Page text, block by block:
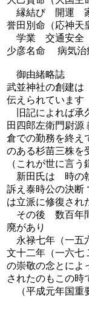
縁結び 開運 家
誉田別命（応神天
学業 交通安全
少彦名命 病気
御由緒略誌
武並神社の創建
伝えられています
旧記によれば承
田四郎左衛門尉源
倉での勤務を終え
のある杉苗三株
（これが世に言う
新田氏は 時の執
訴え泰時公の決断
は立派に修復され
その後 数百年
廃があり
永禄七年（一五
文十二年（一六七
の崇敬の念とによ
されたのもこの時
（平成元年国重